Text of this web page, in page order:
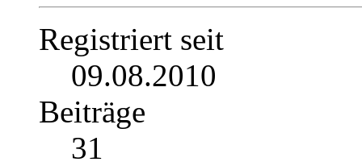
Registriert seit
09.08.2010
Beiträge
31